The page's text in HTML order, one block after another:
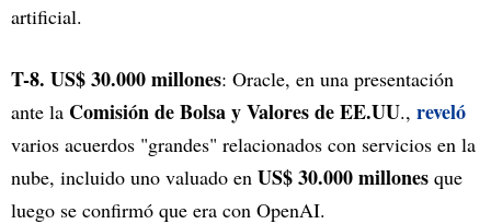
artificial.
T-8. US$ 30.000 millones: Oracle, en una presentación
ante la Comisión de Bolsa y Valores de EE.UU., reveló
varios acuerdos "grandes" relacionados con servicios en la
nube, incluido uno valuado en US$ 30.000 millones que
luego se confirmó que era con OpenAI.